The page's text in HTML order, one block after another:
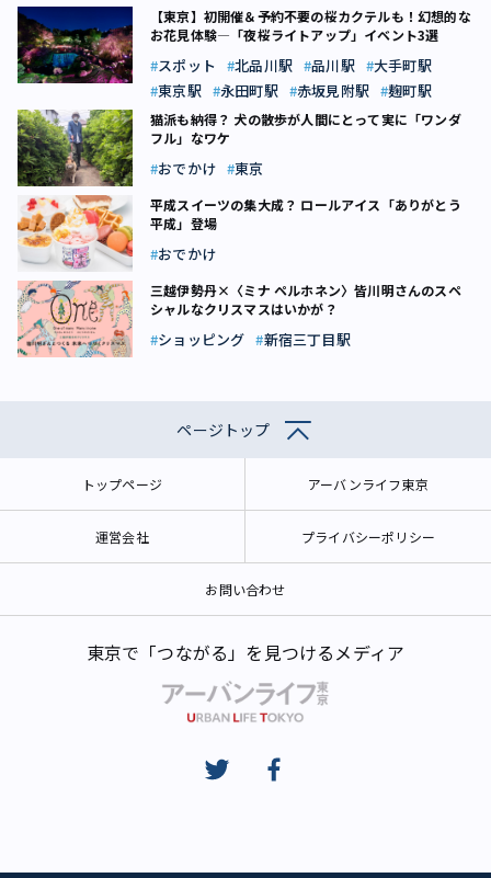
【東京】初開催＆予約不要の桜カクテルも！幻想的な
お花見体験―「夜桜ライトアップ」イベント3選
スポット 北品川駅 品川駅
大手町駅
東京駅
永田町駅 赤坂見附駅 麹町駅
猫派も納得？ 犬の散歩が人間にとって実に「ワンダ
フル」なワケ
おでかけ 東京
平成スイーツの集大成？ ロールアイス「ありがとう
平成」登場
おでかけ
三越伊勢丹×〈ミナ ペルホネン〉皆川明さんのスペ
シャルなクリスマスはいかが？
ショッピング 新宿三丁目駅
ページトップ
トップページ アーバンライフ東京
運営会社 プライバシーポリシー
お問い合わせ
東京で「つながる」を見つけるメディア